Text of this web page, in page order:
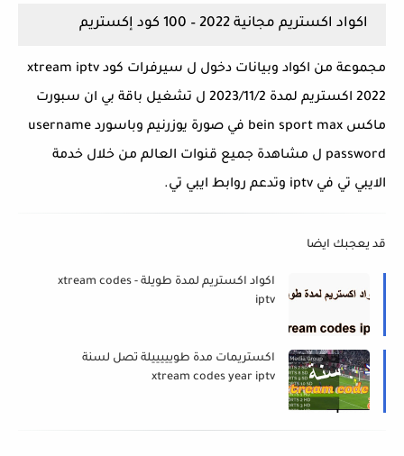
اكواد اكستريم مجانية 2022 – 100 كود إكستريم
مجموعة من اكواد وبيانات دخول ل سيرفرات كود xtream iptv
2022 اكستريم لمدة 2023/11/2 ل تشغيل باقة بي ان سبورت
ماكس bein sport max في صورة يوزرنيم وباسورد username
password ل مشاهدة جميع قنوات العالم من خلال خدمة
الايبي تي في iptv وتدعم روابط ايبي تي.
قد يعجبك ايضا
اكواد اكستريم لمدة طويلة - xtream codes
iptv
اكستريمات مدة طويييييلة تصل لسنة
xtream codes year iptv